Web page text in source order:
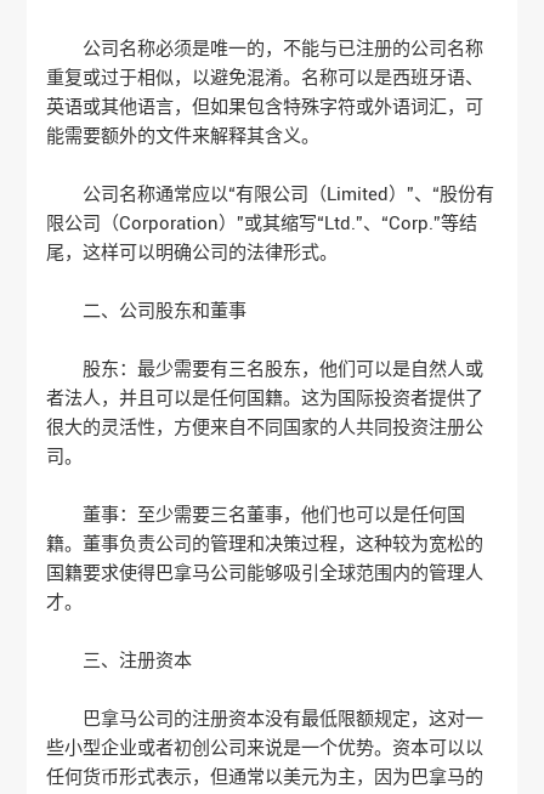
公司名称必须是唯一的，不能与已注册的公司名称
重复或过于相似，以避免混淆。名称可以是西班牙语、
英语或其他语言，但如果包含特殊字符或外语词汇，可
能需要额外的文件来解释其含义。
公司名称通常应以“有限公司（Limited）”、“股份有
限公司（Corporation）”或其缩写“Ltd.”、“Corp.”等结
尾，这样可以明确公司的法律形式。
二、公司股东和董事
股东：最少需要有三名股东，他们可以是自然人或
者法人，并且可以是任何国籍。这为国际投资者提供了
很大的灵活性，方便来自不同国家的人共同投资注册公
司。
董事：至少需要三名董事，他们也可以是任何国
籍。董事负责公司的管理和决策过程，这种较为宽松的
国籍要求使得巴拿马公司能够吸引全球范围内的管理人
才。
三、注册资本
巴拿马公司的注册资本没有最低限额规定，这对一
些小型企业或者初创公司来说是一个优势。资本可以以
任何货币形式表示，但通常以美元为主，因为巴拿马的